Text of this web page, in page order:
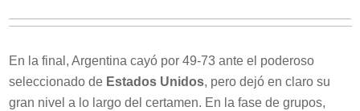
En la final, Argentina cayó por 49-73 ante el poderoso
seleccionado de Estados Unidos, pero dejó en claro su
gran nivel a lo largo del certamen. En la fase de grupos,